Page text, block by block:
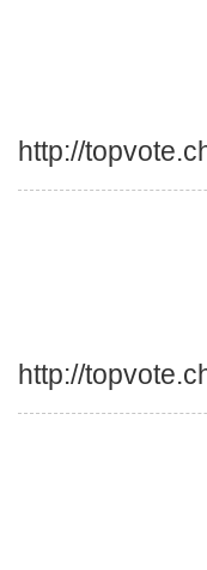
http://
http://